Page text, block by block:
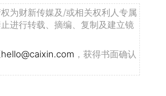
为财新传媒及/或相关权利人专属
进行转载、摘编、复制及建立镜
hello@caixin.com ，获得书面确认